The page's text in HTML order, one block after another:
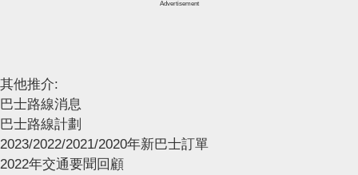
Advertisement
其他推介:
巴士路線消息
巴士路線計劃
2023/2022/2021/2020年新巴士訂單
2022年交通要聞回顧